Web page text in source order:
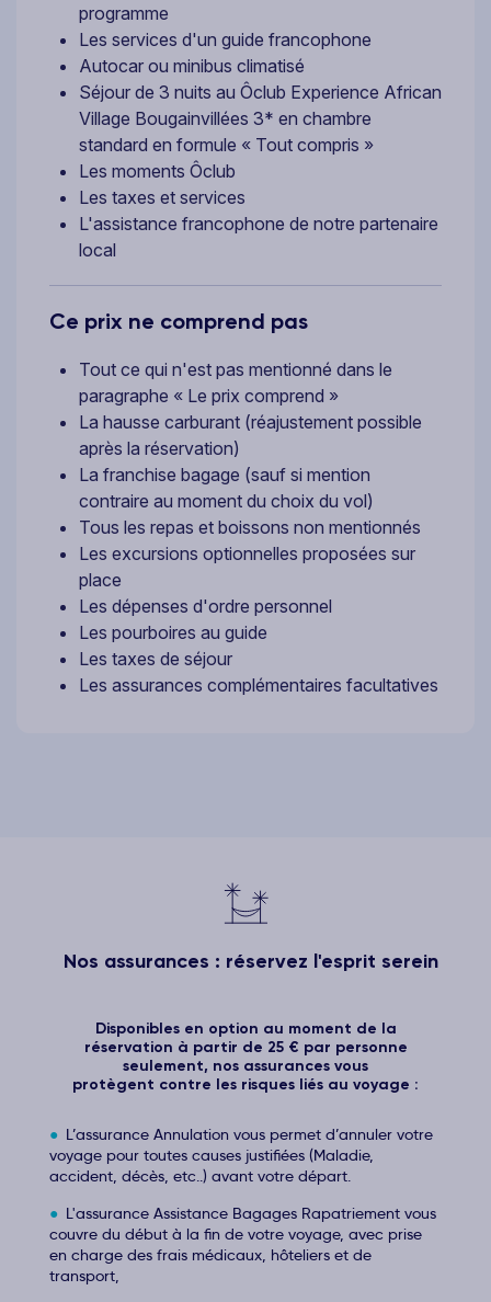
programme
Les services d'un guide francophone
Autocar ou minibus climatisé
Séjour de 3 nuits au Ôclub Experience African
Village Bougainvillées 3* en chambre
standard en formule « Tout compris »
Les moments Ôclub
Les taxes et services
L'assistance francophone de notre partenaire
local
Ce prix ne comprend pas
Tout ce qui n'est pas mentionné dans le
paragraphe « Le prix comprend »
La hausse carburant (réajustement possible
après la réservation)
La franchise bagage (sauf si mention
contraire au moment du choix du vol)
Tous les repas et boissons non mentionnés
Les excursions optionnelles proposées sur
place
Les dépenses d'ordre personnel
Les pourboires au guide
Les taxes de séjour
Les assurances complémentaires facultatives
Nos assurances : réservez l'esprit serein
Disponibles en option au moment de la
réservation à partir de 25 € par personne
seulement, nos assurances vous
protègent contre les risques liés au voyage :
L’assurance Annulation vous permet d’annuler votre
voyage pour toutes causes justifiées (Maladie,
accident, décès, etc..) avant votre départ.
L'assurance Assistance Bagages Rapatriement vous
couvre du début à la fin de votre voyage, avec prise
en charge des frais médicaux, hôteliers et de
transport,